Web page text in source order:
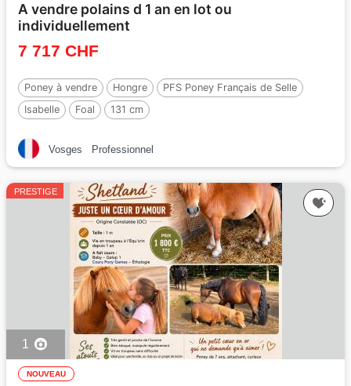
A vendre polains d 1 an en lot ou
individuellement
7 717 CHF
Poney à vendre Hongre
PFS Poney Français de Selle
Isabelle
Foal 131 cm
Vosges Professionnel
PRESTIGE
1
NOUVEAU